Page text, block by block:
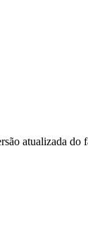
atualizada